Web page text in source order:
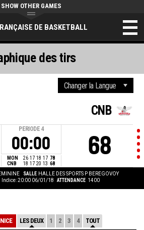
DE BASKETBALL
SHOW OTHER GAMES
PERIODE 4
00:00
MON 26 17 18 17 78
CNB
18 17 20 13 68
CNB
68
SALLE HALLE DES SPORTS P BEREGOVOY
Indice: 20:00 06/01/18 ATTENDANCE 1400
des tirs
NICE LES DEUX 1 2 3 4 TOUT